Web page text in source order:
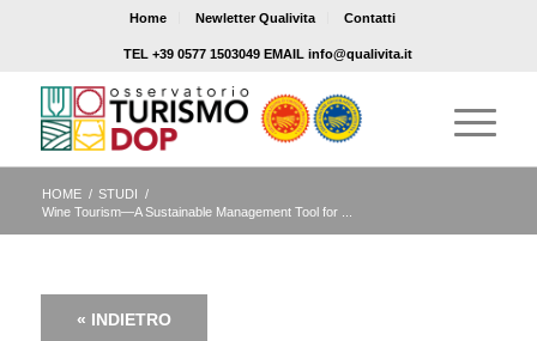
Home Newletter Qualivita Contatti
TEL +39 0577 1503049 EMAIL info@qualivita.it
HOME / STUDI /
Wine Tourism—A Sustainable Management Tool for ...
« INDIETRO